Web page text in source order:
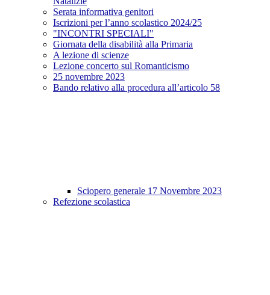
Serata informativa genitori
Iscrizioni per l’anno scolastico 2024/25
"INCONTRI SPECIALI"
Giornata della disabilità alla Primaria
A lezione di scienze
Lezione concerto sul Romanticismo
25 novembre 2023
Bando relativo alla procedura all’articolo 58
Sciopero generale 17 Novembre 2023
Refezione scolastica